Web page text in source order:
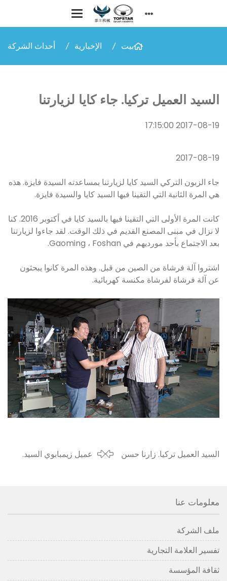
بيت الإخبارية أحداث الشركة
السيد العميل تركيا. جاء كايا لزيارتنا
2017-08-19 17:15:00
2017-08-19
جاء الزبون التركي السيد كايا لزيارتنا بمساعدته السيدة فايزة. هذه
هي المرة الثانية التي التقينا فيها السيد كايا والسيدة فايزة.
كانت المرة الأولى التي التقينا فيها بالسيد كايا في أكتوبر 2016. كنا
لا نزال في مبنى المصنع القديم في ذلك الوقت. لقد جاءوا لزيارتنا
بعد الاجتماع بأحد مورديهم في Gaoming ، Foshan.
اشتروا آلة فرشاة من الصين من قبل. وهذه المرة كانوا يبحثون
عن آلة فرشاة لفرشاة مكنسة كهربائية.
السيد العميل تركيا. زارنا حسن
عميل زيمبابوي السيد.
معلومات عنا
ملف الشركة
تفسير العلامة التجارية
ثقافة المؤسسة